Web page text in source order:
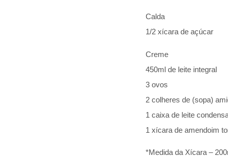
Calda
1/2 xícara de açúcar
Creme
450ml de leite integral
3 ovos
2 colheres de (sopa)
1 caixa de leite
1 xícara de amendoim
*Medida da Xícara –